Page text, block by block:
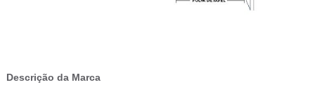
Descrição da Marca